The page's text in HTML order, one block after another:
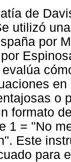
de
utilizó
por
o
formato
1 = "No
Este
para